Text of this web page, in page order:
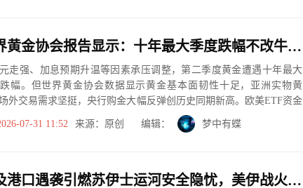
世界黄金协会报告显示：十年最大季度跌幅不改牛市底色，黄金韧性十足
走强、加息预期升温等因素承压调整，第二季度黄金遭遇十年最大
幅。但世界黄金协会数据显示黄金基本面韧性十足，亚洲实物黄
外交易需求坚挺，央行购金大幅反弹创历史同期新高。欧美ETF资金
与亚洲、官方增量资金...
07-31 11:52 来源：原创 编辑： 梦中有蝶
埃及港口遇袭引燃苏伊士运河安全隐忧，美伊战火外溢，沙特牵头43国组建护航联盟，油价还要涨？